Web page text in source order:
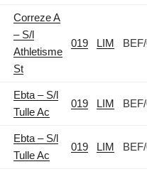
Correze A
– S/l
Athletisme
St
019 LIM
Ebta – S/l
Tulle Ac
019 LIM
Ebta – S/l
Tulle Ac
019 LIM